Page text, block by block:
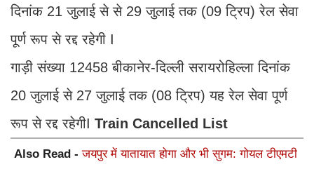
दिनांक 21 जुलाई से से 29 जुलाई तक (09 ट्रिप) रेल सेवा
पूर्ण रूप से रद्द रहेगी I
गाड़ी संख्या 12458 बीकानेर-दिल्ली सरायरोहिल्ला दिनांक
20 जुलाई से 27 जुलाई तक (08 ट्रिप) यह रेल सेवा पूर्ण
रूप से रद्द रहेगीI Train Cancelled List
Also Read -जयपुर में यातायात होगा और भी सुगम: गोयल टीएमटी